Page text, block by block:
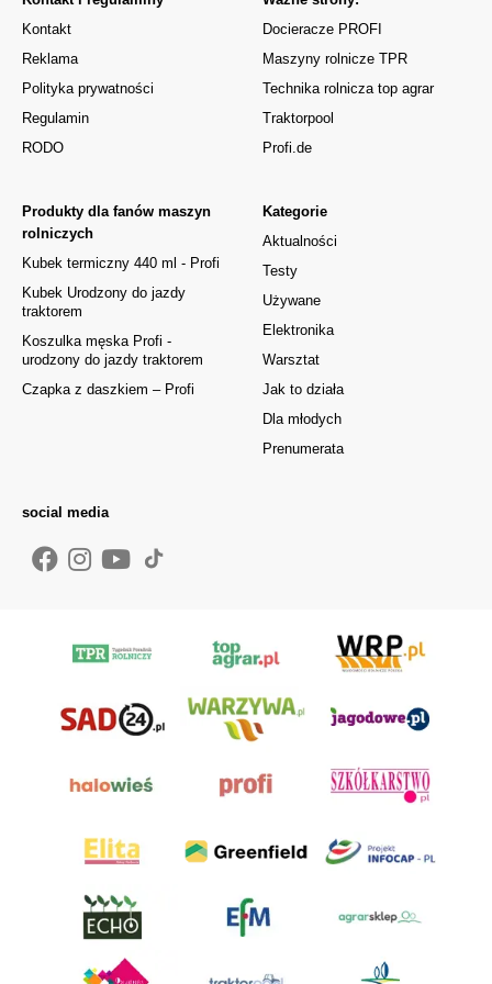
Kontakt
Reklama
Polityka prywatności
Regulamin
RODO
Kategorie
Aktualności
Testy
Używane
Elektronika
Warsztat
Jak to działa
Dla młodych
Prenumerata
Produkty dla fanów maszyn
rolniczych
Kubek termiczny 440 ml - Profi
Kubek Urodzony do jazdy
traktorem
Koszulka męska Profi -
urodzony do jazdy traktorem
Czapka z daszkiem – Profi
Docieracze PROFI
Maszyny rolnicze TPR
Technika rolnicza top agrar
Traktorpool
Profi.de
social media